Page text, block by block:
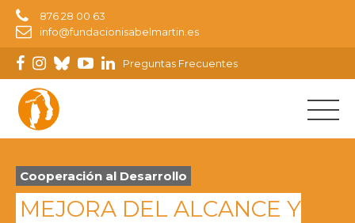
876 28 00 63
info@fundacionisabelmartin.es
Preguntas Frecuentes
Cooperación al Desarrollo
MEJORA DEL ALCANCE Y